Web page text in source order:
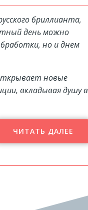
бриллианта,
день можно
но и днем
новые
вкладывая душу в
ЧИТАТЬ ДАЛЕЕ